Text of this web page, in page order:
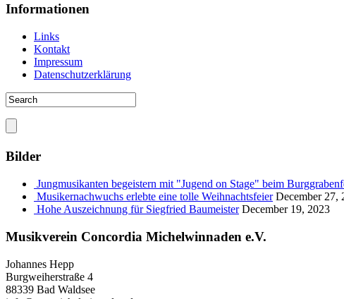
Informationen
Links
Kontakt
Impressum
Datenschutzerklärung
Bilder
Jungmusikanten begeistern mit "Jugend on Stage" beim
Musikernachwuchs erlebte eine tolle Weihnachtsfeier December 27,
Hohe Auszeichnung für Siegfried Baumeister December 19, 2023
Musikverein Concordia Michelwinnaden e.V.
Johannes Hepp
Burgweiherstraße 4
88339 Bad Waldsee